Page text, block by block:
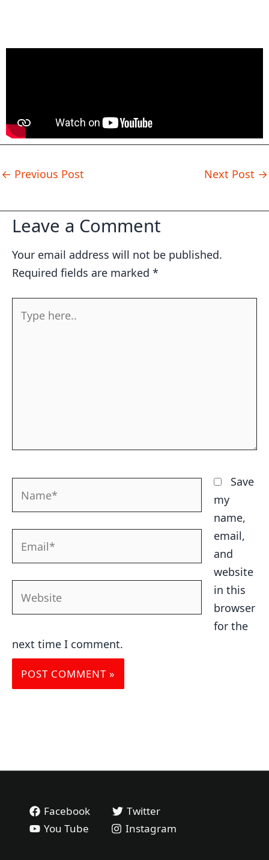
← Previous Post Next Post →
Leave a Comment
Your email address will not be published.
Required fields are marked *
here..
Save
my
name,
email,
and
website
in this
browser
for the
next time I comment.
Facebook
Twitter
You Tube
Instagram